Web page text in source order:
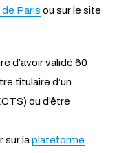
Paris ou sur le site
d’avoir validé 60
titulaire d’un
ou d’être
sur laplateforme